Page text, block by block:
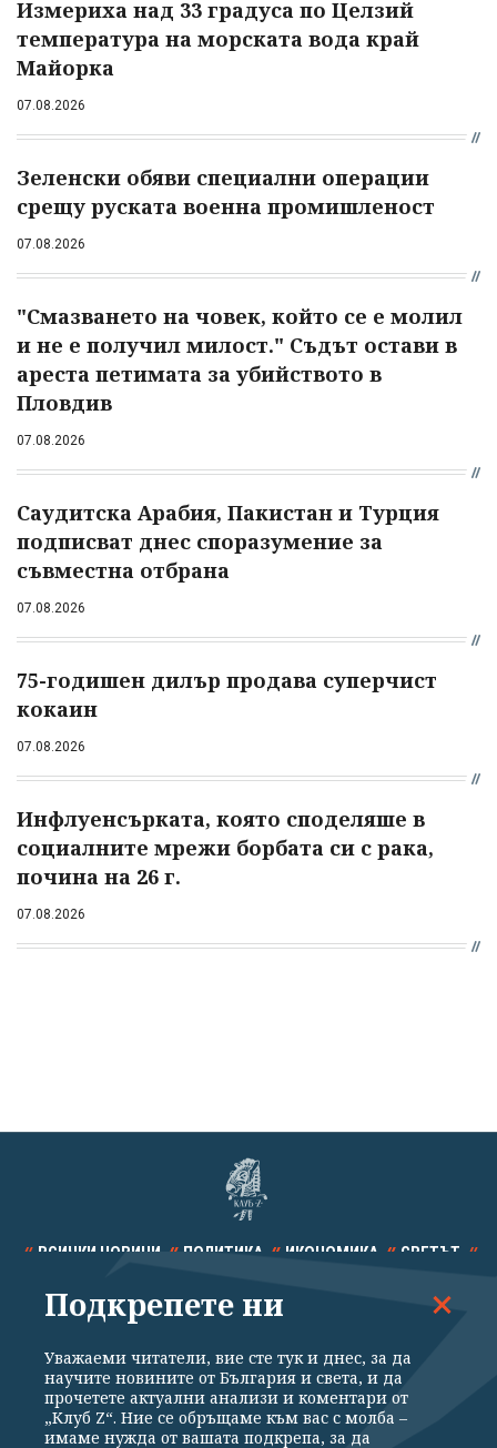
Измериха над 33 градуса по Целзий
температура на морската вода край
Майорка
07.08.2026
Зеленски обяви специални операции
срещу руската военна промишленост
07.08.2026
"Смазването на човек, който се е молил
и не е получил милост." Съдът остави в
ареста петимата за убийството в
Пловдив
07.08.2026
Саудитска Арабия, Пакистан и Турция
подписват днес споразумение за
съвместна отбрана
07.08.2026
75-годишен дилър продава суперчист
кокаин
07.08.2026
Инфлуенсърката, която споделяше в
социалните мрежи борбата си с рака,
почина на 26 г.
07.08.2026
ВСИЧКИ НОВИНИ ПОЛИТИКА ИКОНОМИКА СВЕТЪТ
СПОРТ КУЛТУРА ТЕХНОЛОГИИ КАЛЕЙДОСКОП
Подкрепете ни
Уважаеми читатели, вие сте тук и днес, за да
научите новините от България и света, и да
прочетете актуални анализи и коментари от
„Клуб Z“. Ние се обръщаме към вас с молба –
имаме нужда от вашата подкрепа, за да